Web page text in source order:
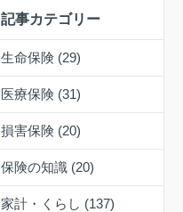
記事カテゴリー
生命保険 (29)
医療保険 (31)
損害保険 (20)
保険の知識 (20)
家計・くらし (137)